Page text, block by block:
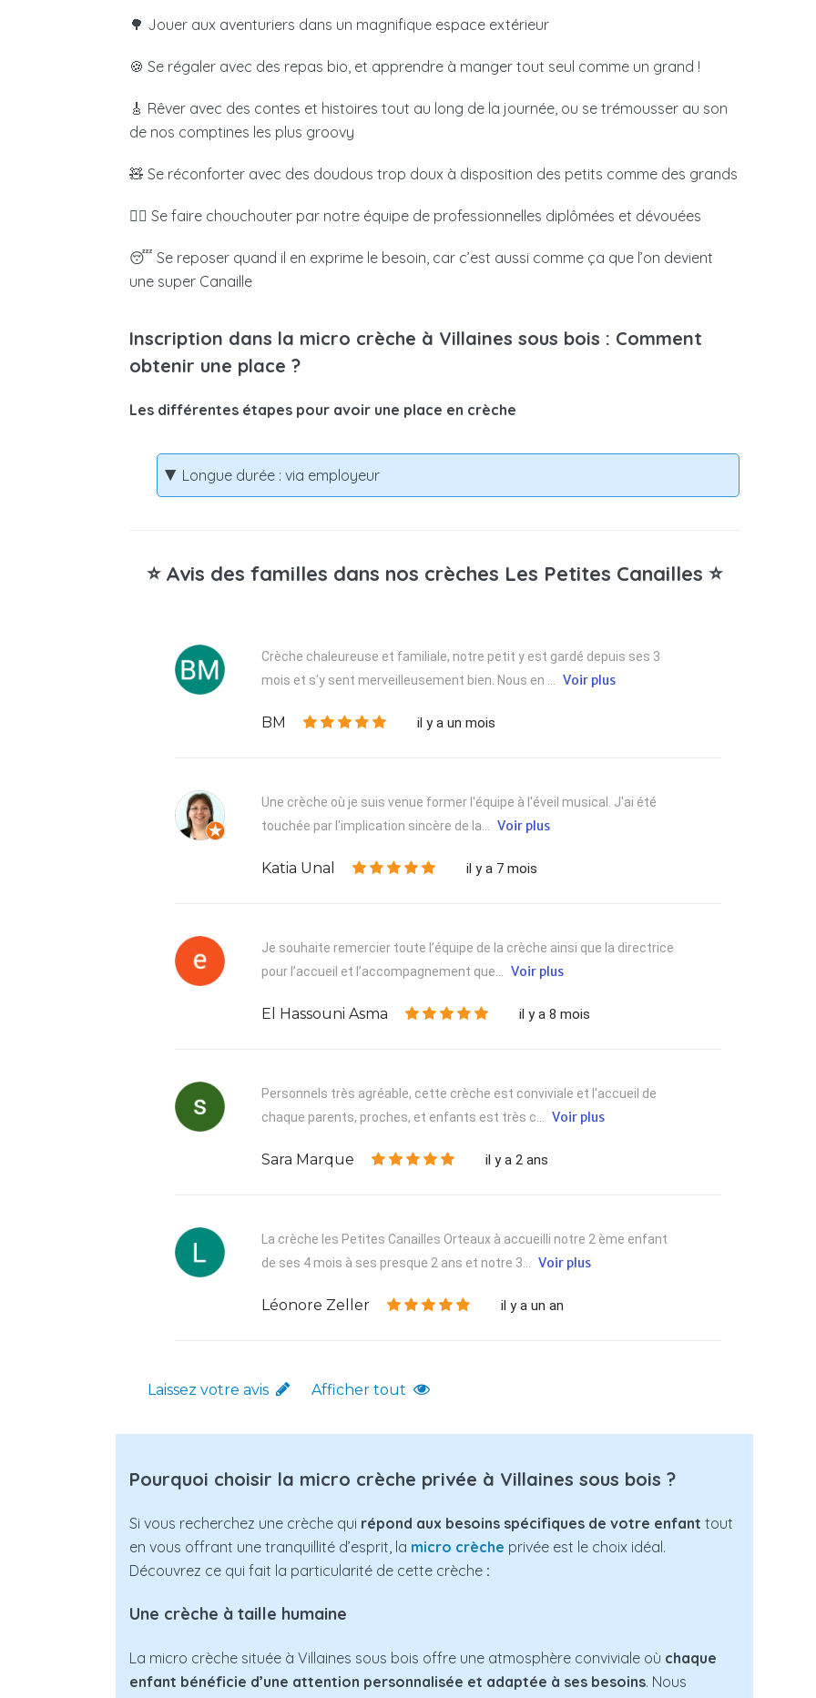
🌳 Jouer aux aventuriers dans un magnifique espace extérieur
🍪 Se régaler avec des repas bio, et apprendre à manger tout seul comme un grand !
🎸 Rêver avec des contes et histoires tout au long de la journée, ou se trémousser au son
de nos comptines les plus groovy
🧸 Se réconforter avec des doudous trop doux à disposition des petits comme des grands
🧖‍♀️ Se faire chouchouter par notre équipe de professionnelles diplômées et dévouées
😴 Se reposer quand il en exprime le besoin, car c’est aussi comme ça que l’on devient
une super Canaille
Inscription dans la micro crèche à Villaines sous bois : Comment
obtenir une place ?
Les différentes étapes pour avoir une place en crèche
Longue durée : via employeur
⭐ Avis des familles dans nos crèches Les Petites Canailles ⭐
Crèche chaleureuse et familiale, notre petit y est gardé depuis ses 3
mois et s'y sent merveilleusement bien. Nous en ... Voir plus
BM il y a un mois
Une crèche où je suis venue former l'équipe à l'éveil musical. J'ai été
touchée par l'implication sincère de la... Voir plus
Katia Unal il y a 7 mois
Je souhaite remercier toute l’équipe de la crèche ainsi que la directrice
pour l’accueil et l’accompagnement que... Voir plus
El Hassouni Asma il y a 8 mois
Personnels très agréable, cette crèche est conviviale et l'accueil de
chaque parents, proches, et enfants est très c... Voir plus
Sara Marque il y a 2 ans
La crèche les Petites Canailles Orteaux à accueilli notre 2 ème enfant
de ses 4 mois à ses presque 2 ans et notre 3... Voir plus
Léonore Zeller il y a un an
Laissez votre avis Afficher tout
Pourquoi choisir la micro crèche privée à Villaines sous bois ?
Si vous recherchez une crèche qui répond aux besoins spécifiques de votre enfant tout
en vous offrant une tranquillité d’esprit, la micro crèche privée est le choix idéal.
Découvrez ce qui fait la particularité de cette crèche :
Une crèche à taille humaine
La micro crèche située à Villaines sous bois offre une atmosphère conviviale où chaque
enfant bénéficie d’une attention personnalisée et adaptée à ses besoins. Nous